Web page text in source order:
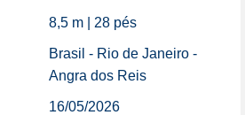
8,5 m | 28 pés
Brasil - Rio de Janeiro -
Angra dos Reis
16/05/2026